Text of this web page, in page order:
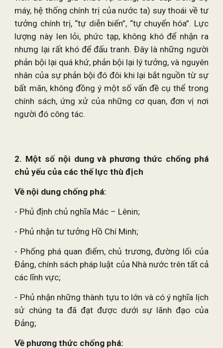
máy, hệ thống chính trị của nước ta) suy thoái về tư
tưởng chính trị, “tự diễn biến”, “tự chuyển hóa”. Lực
lượng này len lỏi, phức tạp, không khó để nhận ra
nhưng lại rất khó để đấu tranh. Đây là những người
phản bội lại quá khứ, phản bội lại lý tưởng, và nguyên
nhân của sự phản bội đó đôi khi lại bắt nguồn từ sự
bất mãn, không đồng ý một số vấn đề cụ thể trong
chính sách, ứng xử của những cơ quan, đơn vị nơi
người đó công tác.
2. Một số nội dung và phương thức chống phá
chủ yếu của các thế lực thù địch
Về nội dung chống phá:
- Phủ định chủ nghĩa Mác – Lênin;
- Phủ nhận tư tưởng Hồ Chí Minh;
- Phống phá quan điểm, chủ trương, đường lối của
Đảng, chính sách pháp luật của Nhà nước trên tất cả
các lĩnh vực;
- Phủ nhận những thành tựu to lớn và có ý nghĩa lịch
sử chúng ta đã đạt được dưới sự lãnh đạo của
Đảng;
Về phương thức chống phá: